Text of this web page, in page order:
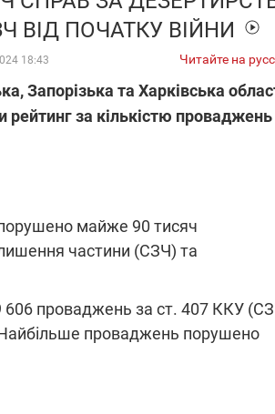
ВІД ПОЧАТКУ ВІЙНИ
18:43 Читайте на
Запорізька та Харківська
рейтинг за кількістю проваджень
порушено майже 90 тисяч
частини (СЗЧ) та
606 проваджень за ст. 407 ККУ
проваджень порушено
Нова підозра у справі Міндіча: